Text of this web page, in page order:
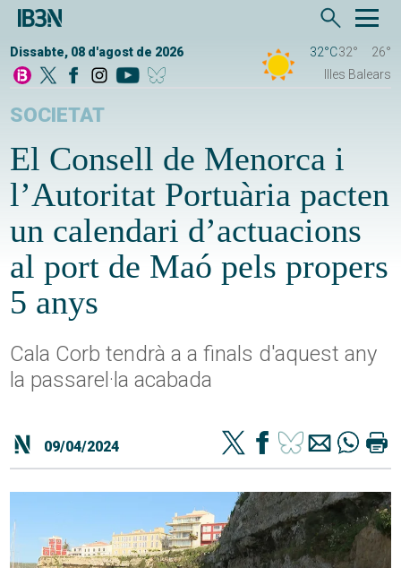
Dissabte, 08 d'agost de 2026 32°C32°
26°
Illes Balears
SOCIETAT
El Consell de Menorca i
l’Autoritat Portuària pacten
un calendari d’actuacions
al port de Maó pels propers
5 anys
Cala Corb tendrà a a finals d'aquest any
la passarel·la acabada
09/04/2024